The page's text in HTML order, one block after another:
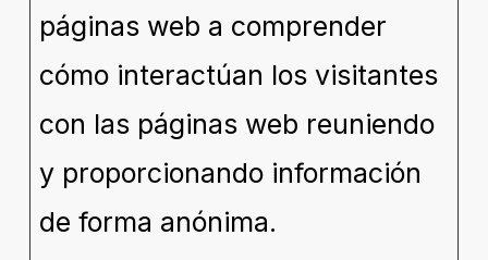
páginas web a comprender
cómo interactúan los visitantes
con las páginas web reuniendo
y proporcionando información
de forma anónima.